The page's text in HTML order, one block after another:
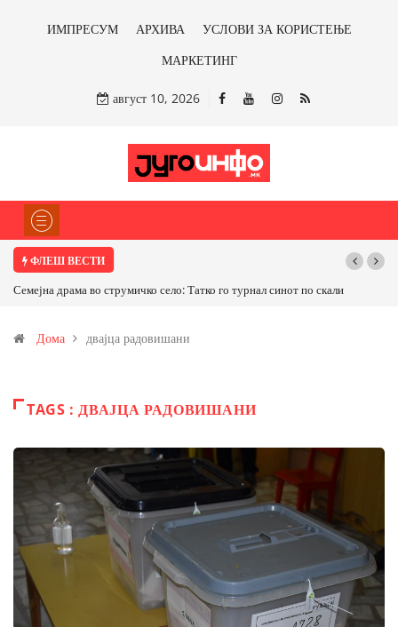
ИМПРЕСУМ АРХИВА
УСЛОВИ ЗА КОРИСТЕЊЕ
МАРКЕТИНГ
август 10, 2026
ФЛЕШ ВЕСТИ
Семејна драма во струмичко село: Татко го турнал синот по скали
Дома двајца радовишани
TAGS : ДВАЈЦА РАДОВИШАНИ